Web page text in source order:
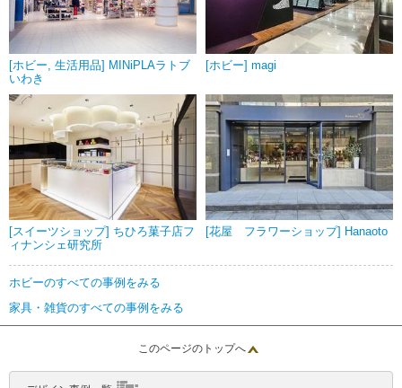
[ホビー, 生活用品] MINiPLAラトブ
いわき
[ホビー] magi
[スイーツショップ] ちひろ菓子店フ
ィナンシェ研究所
[花屋 フラワーショップ] Hanaoto
ホビーのすべての事例をみる
家具・雑貨のすべての事例をみる
このページのトップへ